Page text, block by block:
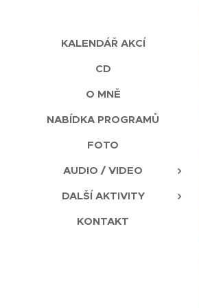
KALENDÁŘ AKCÍ
CD
O MNĚ
NABÍDKA PROGRAMŮ
FOTO
AUDIO / VIDEO
DALŠÍ AKTIVITY
KONTAKT